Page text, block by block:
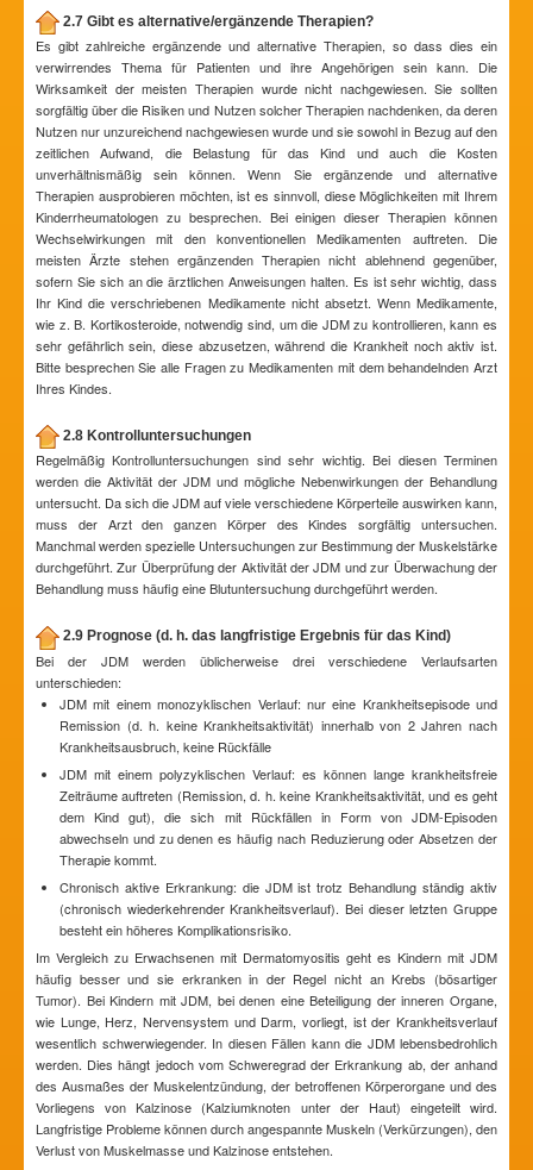
2.7 Gibt es alternative/ergänzende Therapien?
Es gibt zahlreiche ergänzende und alternative Therapien, so dass dies ein
verwirrendes Thema für Patienten und ihre Angehörigen sein kann. Die
Wirksamkeit der meisten Therapien wurde nicht nachgewiesen. Sie sollten
sorgfältig über die Risiken und Nutzen solcher Therapien nachdenken, da deren
Nutzen nur unzureichend nachgewiesen wurde und sie sowohl in Bezug auf den
zeitlichen Aufwand, die Belastung für das Kind und auch die Kosten
unverhältnismäßig sein können. Wenn Sie ergänzende und alternative
Therapien ausprobieren möchten, ist es sinnvoll, diese Möglichkeiten mit Ihrem
Kinderrheumatologen zu besprechen. Bei einigen dieser Therapien können
Wechselwirkungen mit den konventionellen Medikamenten auftreten. Die
meisten Ärzte stehen ergänzenden Therapien nicht ablehnend gegenüber,
sofern Sie sich an die ärztlichen Anweisungen halten. Es ist sehr wichtig, dass
Ihr Kind die verschriebenen Medikamente nicht absetzt. Wenn Medikamente,
wie z. B. Kortikosteroide, notwendig sind, um die JDM zu kontrollieren, kann es
sehr gefährlich sein, diese abzusetzen, während die Krankheit noch aktiv ist.
Bitte besprechen Sie alle Fragen zu Medikamenten mit dem behandelnden Arzt
Ihres Kindes.
2.8 Kontrolluntersuchungen
Regelmäßig Kontrolluntersuchungen sind sehr wichtig. Bei diesen Terminen
werden die Aktivität der JDM und mögliche Nebenwirkungen der Behandlung
untersucht. Da sich die JDM auf viele verschiedene Körperteile auswirken kann,
muss der Arzt den ganzen Körper des Kindes sorgfältig untersuchen.
Manchmal werden spezielle Untersuchungen zur Bestimmung der Muskelstärke
durchgeführt. Zur Überprüfung der Aktivität der JDM und zur Überwachung der
Behandlung muss häufig eine Blutuntersuchung durchgeführt werden.
2.9 Prognose (d. h. das langfristige Ergebnis für das Kind)
Bei der JDM werden üblicherweise drei verschiedene Verlaufsarten
unterschieden:
JDM mit einem monozyklischen Verlauf: nur eine Krankheitsepisode und
Remission (d. h. keine Krankheitsaktivität) innerhalb von 2 Jahren nach
Krankheitsausbruch, keine Rückfälle
JDM mit einem polyzyklischen Verlauf: es können lange krankheitsfreie
Zeiträume auftreten (Remission, d. h. keine Krankheitsaktivität, und es geht
dem Kind gut), die sich mit Rückfällen in Form von JDM-Episoden
abwechseln und zu denen es häufig nach Reduzierung oder Absetzen der
Therapie kommt.
Chronisch aktive Erkrankung: die JDM ist trotz Behandlung ständig aktiv
(chronisch wiederkehrender Krankheitsverlauf). Bei dieser letzten Gruppe
besteht ein höheres Komplikationsrisiko.
Im Vergleich zu Erwachsenen mit Dermatomyositis geht es Kindern mit JDM
häufig besser und sie erkranken in der Regel nicht an Krebs (bösartiger
Tumor). Bei Kindern mit JDM, bei denen eine Beteiligung der inneren Organe,
wie Lunge, Herz, Nervensystem und Darm, vorliegt, ist der Krankheitsverlauf
wesentlich schwerwiegender. In diesen Fällen kann die JDM lebensbedrohlich
werden. Dies hängt jedoch vom Schweregrad der Erkrankung ab, der anhand
des Ausmaßes der Muskelentzündung, der betroffenen Körperorgane und des
Vorliegens von Kalzinose (Kalziumknoten unter der Haut) eingeteilt wird.
Langfristige Probleme können durch angespannte Muskeln (Verkürzungen), den
Verlust von Muskelmasse und Kalzinose entstehen.